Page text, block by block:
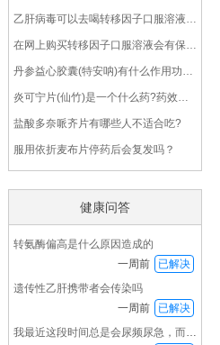
乙肝病毒可以去喝转移因子口服溶液吗？
在网上购买转移因子口服溶液会有保障吗？
丹参益心胶囊(特安呐)有什么作用功效？
炎可宁片(仙竹)是一个什么药?药效怎么样?
盐酸多奈哌齐片有哪些人不适合吃?
服用依折麦布片停药后会复发吗？
健康问答
转氨酶偏高是什么原因造成的
一周前
已解决
遗传性乙肝携带者会传染吗
一周前
已解决
我最近这段时间总是会尿频尿急，而且下半身发冷